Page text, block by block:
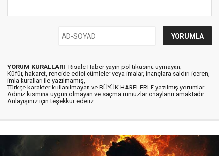
YORUM KURALLARI: Risale Haber yayın politikasına uymayan;
Küfür, hakaret, rencide edici cümleler veya imalar, inançlara saldırı içeren,
imla kuralları ile yazılmamış,
Türkçe karakter kullanılmayan ve BÜYÜK HARFLERLE yazılmış yorumlar
Adınız kısmına uygun olmayan ve saçma rumuzlar onaylanmamaktadır.
Anlayışınız için teşekkür ederiz.